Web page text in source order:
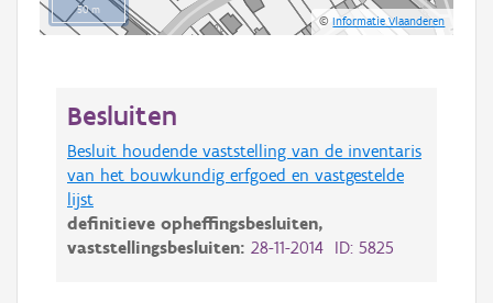
50 m
©Informatie Vlaanderen
Besluiten
Besluit houdende vaststelling van de inventaris
van het bouwkundig erfgoed en vastgestelde
lijst
definitieve opheffingsbesluiten,
vaststellingsbesluiten: 28-11-2014 ID: 5825